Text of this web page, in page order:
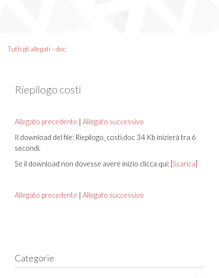
Tutti gli allegati- doc
Riepilogo costi
Allegato precedente | Allegato successivo
Il download del file: Riepilogo_costi.doc 34 Kb inizierà tra 6
secondi.
Se il download non dovesse avere inizio clicca qui: [Scarica]
Allegato precedente | Allegato successivo
Categorie